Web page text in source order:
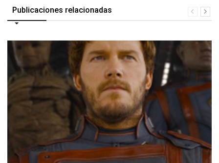
Publicaciones relacionadas